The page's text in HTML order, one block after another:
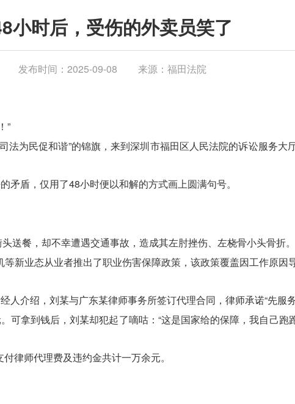
小时后，受伤的外卖员笑了
发布时间：2025-09-08 来源：福田法院
”
为民促和谐”的锦旗，来到深圳市福田区人民法院的诉讼服务大
盾，仅用了48小时便以和解的方式画上圆满句号。
餐，却不幸遭遇交通事故，造成其左肘挫伤、左桡骨小头骨折。
业态从业者推出了职业伤害保障政策，该政策覆盖因工作原因
介绍，刘某与广东某律师事务所签订代理合同，律师承诺“先服
到钱后，刘某却犯起了嘀咕：“这是国家给的保障，我自己跑跑
师代理费及违约金共计一万余元。